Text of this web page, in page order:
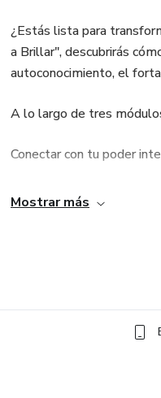
¿Estás lista para
a Brillar", descubrirás
autoconocimiento, el
A lo largo de tres
Conectar con tu poder
Identificar y superar tus
Mostrar más